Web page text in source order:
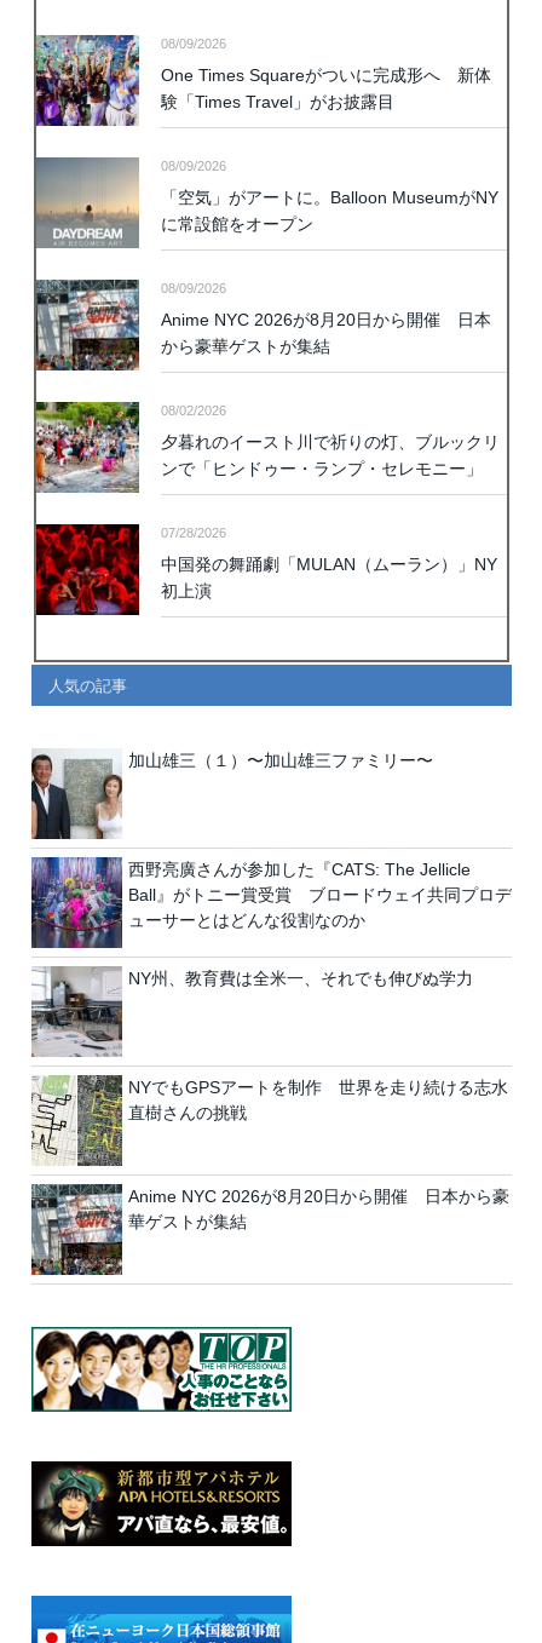
08/09/2026
One Times Squareがついに完成形へ 新体
験「Times Travel」がお披露目
08/09/2026
「空気」がアートに。Balloon MuseumがNY
に常設館をオープン
08/09/2026
Anime NYC 2026が8月20日から開催 日本
から豪華ゲストが集結
08/02/2026
夕暮れのイースト川で祈りの灯、ブルックリ
ンで「ヒンドゥー・ランプ・セレモニー」
07/28/2026
中国発の舞踊劇「MULAN（ムーラン）」NY
初上演
人気の記事
加山雄三（１）〜加山雄三ファミリー〜
西野亮廣さんが参加した『CATS: The Jellicle
Ball』がトニー賞受賞 ブロードウェイ共同プロデ
ューサーとはどんな役割なのか
NY州、教育費は全米一、それでも伸びぬ学力
NYでもGPSアートを制作 世界を走り続ける志水
直樹さんの挑戦
Anime NYC 2026が8月20日から開催 日本から豪
華ゲストが集結